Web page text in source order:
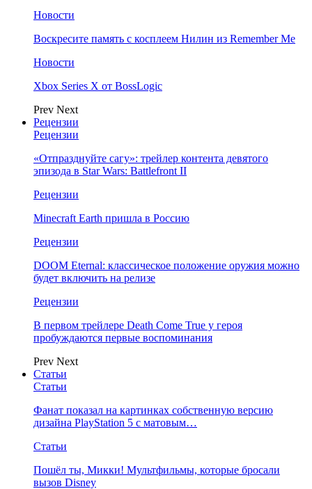
Новости
Воскресите память с косплеем Нилин из Remember Me
Новости
Xbox Series X от BossLogic
Prev Next
Рецензии
Рецензии
«Отпразднуйте сагу»: трейлер контента девятого
эпизода в Star Wars: Battlefront II
Рецензии
Minecraft Earth пришла в Россию
Рецензии
DOOM Eternal: классическое положение оружия можно
будет включить на релизе
Рецензии
В первом трейлере Death Come True у героя
пробуждаются первые воспоминания
Prev Next
Статьи
Статьи
Фанат показал на картинках собственную версию
дизайна PlayStation 5 с матовым…
Статьи
Пошёл ты, Микки! Мультфильмы, которые бросали
вызов Disney